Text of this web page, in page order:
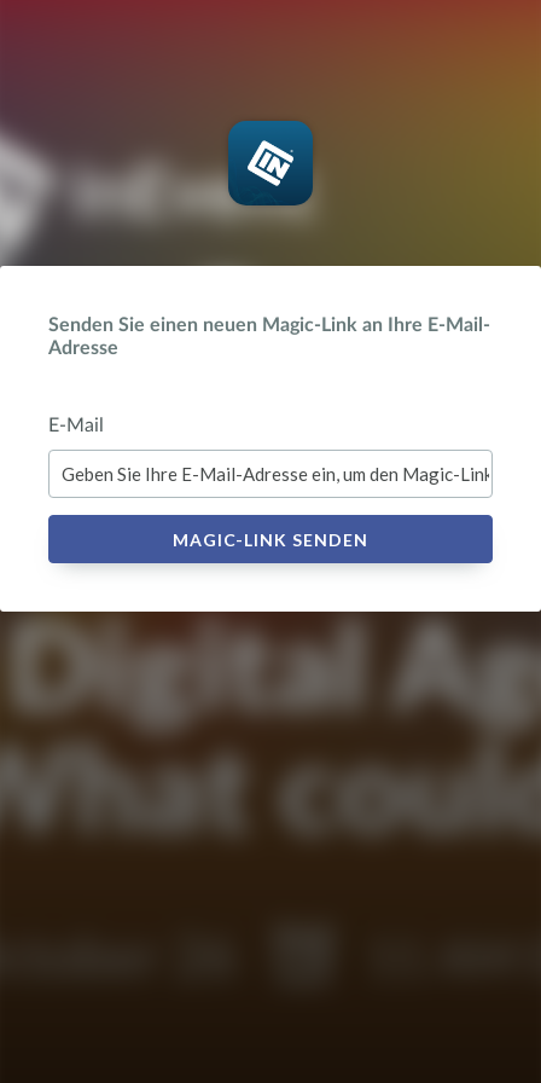
Senden Sie einen neuen Magic-Link an Ihre E-Mail-
Adresse
E-Mail
MAGIC-LINK SENDEN